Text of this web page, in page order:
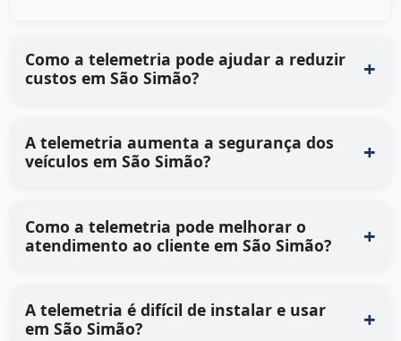
Como a telemetria pode ajudar a reduzir
custos em São Simão?
A telemetria aumenta a segurança dos
veículos em São Simão?
Como a telemetria pode melhorar o
atendimento ao cliente em São Simão?
A telemetria é difícil de instalar e usar
em São Simão?